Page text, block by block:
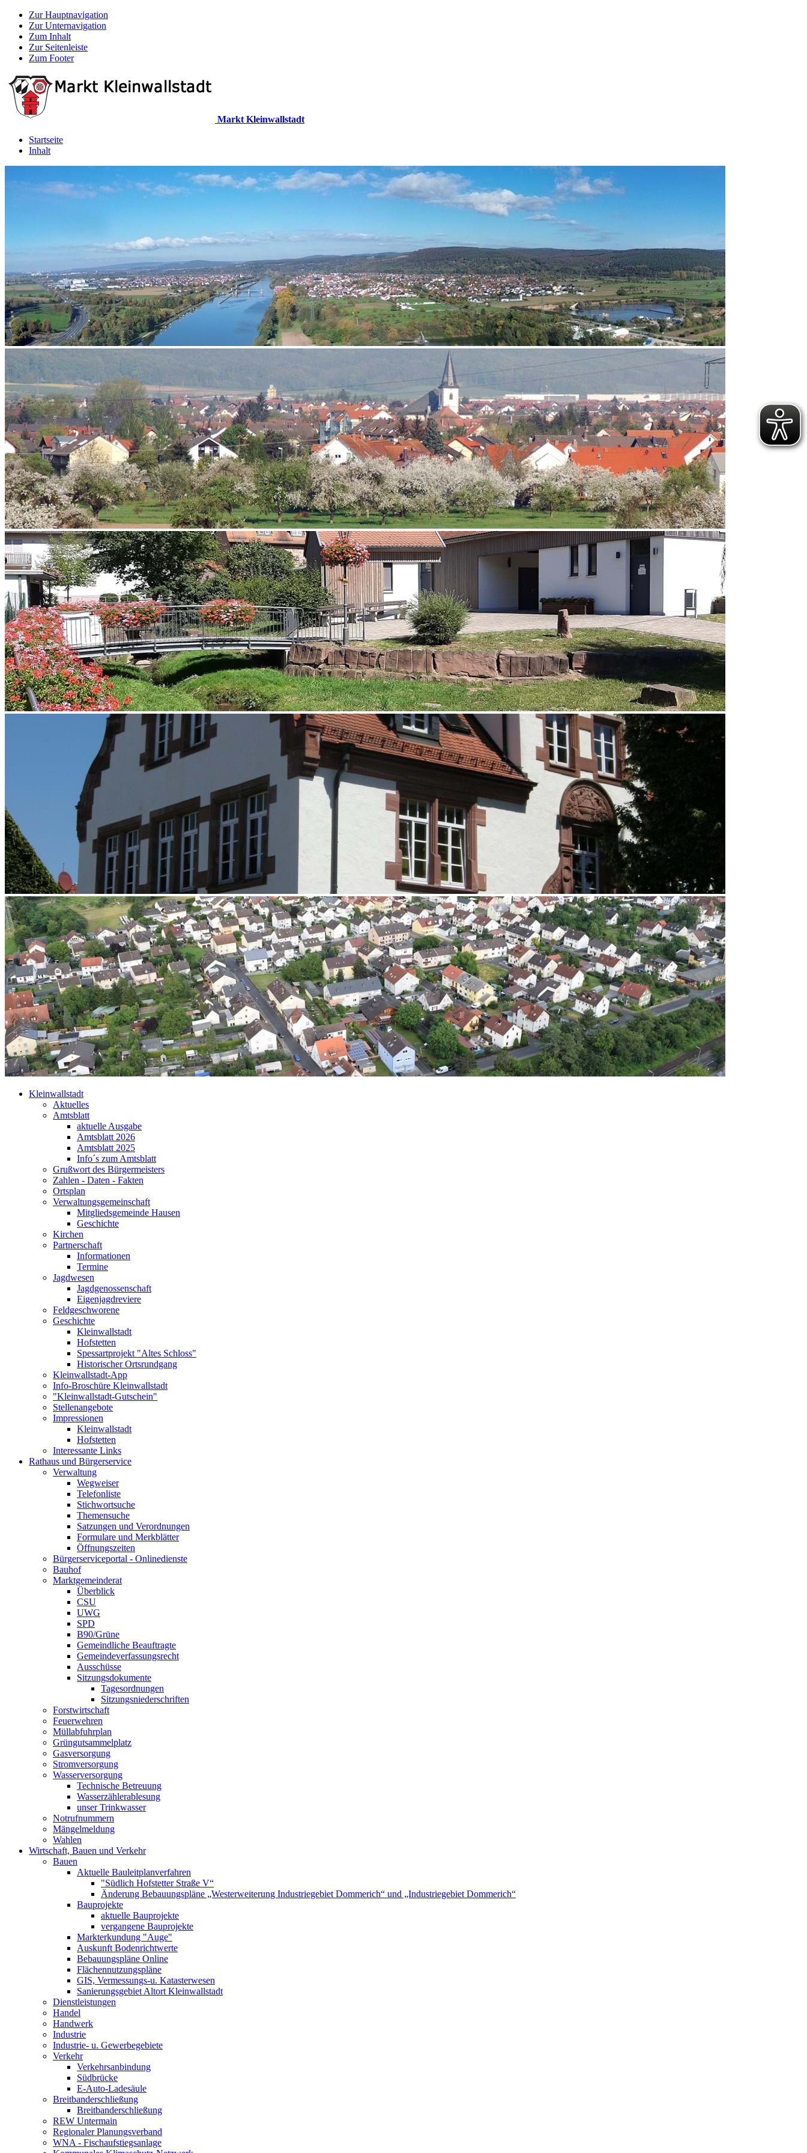
Zur Hauptnavigation
Zur Unternavigation
Zum Inhalt
Zur Seitenleiste
Zum Footer
Markt Kleinwallstadt
Startseite
Inhalt
Kleinwallstadt
Aktuelles
Amtsblatt
aktuelle Ausgabe
Amtsblatt 2026
Amtsblatt 2025
Info´s zum Amtsblatt
Grußwort des Bürgermeisters
Zahlen - Daten - Fakten
Ortsplan
Verwaltungsgemeinschaft
Mitgliedsgemeinde Hausen
Geschichte
Kirchen
Partnerschaft
Informationen
Termine
Jagdwesen
Jagdgenossenschaft
Eigenjagdreviere
Feldgeschworene
Geschichte
Kleinwallstadt
Hofstetten
Spessartprojekt "Altes Schloss"
Historischer Ortsrundgang
Kleinwallstadt-App
Info-Broschüre Kleinwallstadt
"Kleinwallstadt-Gutschein"
Stellenangebote
Impressionen
Kleinwallstadt
Hofstetten
Interessante Links
Rathaus und Bürgerservice
Verwaltung
Wegweiser
Telefonliste
Stichwortsuche
Themensuche
Satzungen und Verordnungen
Formulare und Merkblätter
Öffnungszeiten
Bürgerserviceportal - Onlinedienste
Bauhof
Marktgemeinderat
Überblick
CSU
UWG
SPD
B90/Grüne
Gemeindliche Beauftragte
Gemeindeverfassungsrecht
Ausschüsse
Sitzungsdokumente
Tagesordnungen
Sitzungsniederschriften
Forstwirtschaft
Feuerwehren
Müllabfuhrplan
Grüngutsammelplatz
Gasversorgung
Stromversorgung
Wasserversorgung
Technische Betreuung
Wasserzählerablesung
unser Trinkwasser
Notrufnummern
Mängelmeldung
Wahlen
Wirtschaft, Bauen und Verkehr
Bauen
Aktuelle Bauleitplanverfahren
"Südlich Hofstetter Straße V“
Änderung Bebauungspläne „Westerweiterung Industriegebiet Dommerich“ und „Industriegebiet Dommerich“
Bauprojekte
aktuelle Bauprojekte
vergangene Bauprojekte
Markterkundung "Auge"
Auskunft Bodenrichtwerte
Bebauungspläne Online
Flächennutzungspläne
GIS, Vermessungs-u. Katasterwesen
Sanierungsgebiet Altort Kleinwallstadt
Dienstleistungen
Handel
Handwerk
Industrie
Industrie- u. Gewerbegebiete
Verkehr
Verkehrsanbindung
Südbrücke
E-Auto-Ladesäule
Breitbanderschließung
Breitbanderschließung
REW Untermain
Regionaler Planungsverband
WNA - Fischaufstiegsanlage